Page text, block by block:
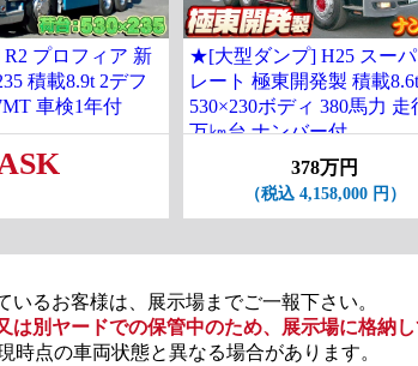
プロフィア 新
積載8.9t 2デフ
車検1年付
★[大型ダンプ] H25 スー
レート 極東開発製 積載8.6t
530×230ボディ 380馬力 走
万㎞台 ナンバー付
378万円
（税込 4,158,000 円）
いるお客様は、展示場までご一報下さい。
は別ヤードでの保管中のため、展示場に格納
時点の車両状態と異なる場合があります。